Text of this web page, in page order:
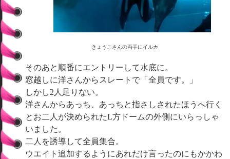
きょうこさんの両手にイルカ
そのあと順番にエントリーして水底に。
窓越しに洋さんからスレートで「全員です。」
しかし2人足りない。
洋さんからあっち、あっちと指さしされたほうへ行く
とお二人が決められたL方ドームの外側にいらっしゃ
いました。
二人を誘導して全員集合。
ウエイト追加するようにあれだけ言ったのにもかかわ